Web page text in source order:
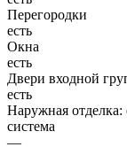
Перегородки
есть
Окна
есть
Двери входной
есть
Наружная отделка:
система
—